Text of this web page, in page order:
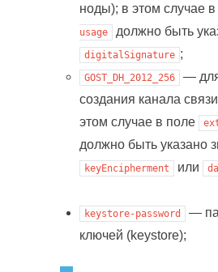
ноды); в этом случае
usage
должно быть
digitalSignature ;
GOST_DH_2012_256
—
создания канала
этом случае в поле
должно быть указано
keyEncipherment или
keystore-password
—
ключей (keystore);